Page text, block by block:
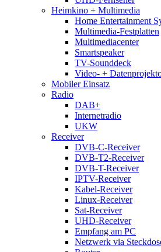
Heimkino + Multimedia
Home Entertainment
Multimedia-Festplatten
Multimediacenter
Smartspeaker
TV-Sounddeck
Video- +
Mobiler Einsatz
Radio
DAB+
Internetradio
UKW
Receiver
DVB-C-Receiver
DVB-T2-Receiver
DVB-T-Receiver
IPTV-Receiver
Kabel-Receiver
Linux-Receiver
Sat-Receiver
UHD-Receiver
Empfang am PC
Netzwerk via